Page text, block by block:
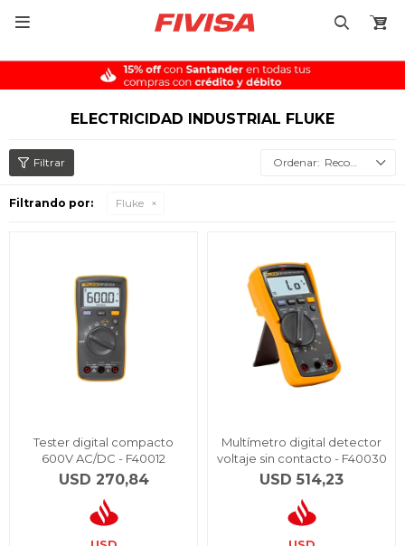

ELECTRICIDAD INDUSTRIAL FLUKE
Recomendados
Filtrando por: Fluke
Tester digital compacto
600V AC/DC - F40012
USD 270,84
Multímetro digital detector
voltaje sin contacto - F40030
USD 514,23